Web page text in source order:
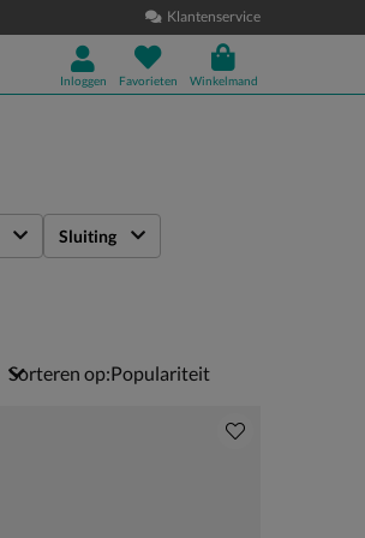
Klantenservice
Inloggen Favorieten Winkelmand
Sluiting
Sorteren op: